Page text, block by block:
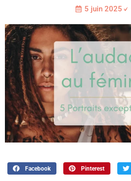
5 juin 2025
Facebook Pinterest